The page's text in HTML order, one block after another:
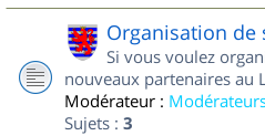
Organisation de
Si vous voulez
nouveaux partenaires au
Modérateur :
Sujets : 3